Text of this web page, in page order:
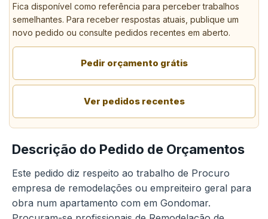
Fica disponível como referência para perceber trabalhos
semelhantes. Para receber respostas atuais, publique um
novo pedido ou consulte pedidos recentes em aberto.
Pedir orçamento grátis
Ver pedidos recentes
Descrição do Pedido de Orçamentos
Este pedido diz respeito ao trabalho de Procuro
empresa de remodelações ou empreiteiro geral para
obra num apartamento com em Gondomar.